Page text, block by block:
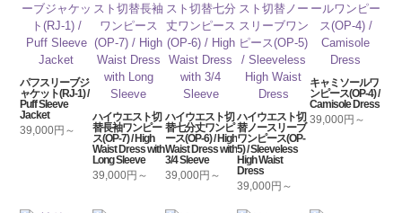
パフスリーブジ
ャケット(RJ-1) /
Puff Sleeve
Jacket
39,000円～
ハイウエスト切
替長袖ワンピー
ス(OP-7) / High
Waist Dress with
Long Sleeve
39,000円～
ハイウエスト切
替七分丈ワンピ
ース(OP-6) / High
Waist Dress with
3/4 Sleeve
39,000円～
ハイウエスト切
替ノースリーブ
ワンピース(OP-
5) / Sleeveless
High Waist
Dress
39,000円～
キャミソールワ
ンピース(OP-4) /
Camisole Dress
39,000円～